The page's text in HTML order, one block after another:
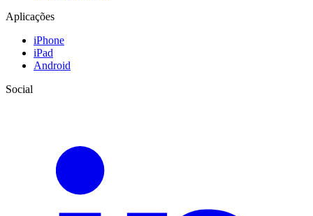
Aplicações
iPhone
iPad
Android
Social